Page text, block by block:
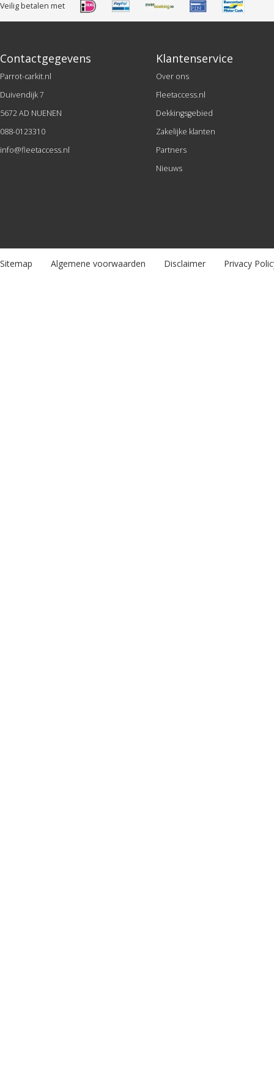
Veilig betalen met
Contactgegevens
Parrot-carkit.nl
Duivendijk 7
5672 AD NUENEN
088-0123310
info@fleetaccess.nl
Klantenservice
Over ons
Fleetaccess.nl
Dekkingsgebied
Zakelijke klanten
Partners
Nieuws
Sitemap Algemene voorwaarden Disclaimer Privacy